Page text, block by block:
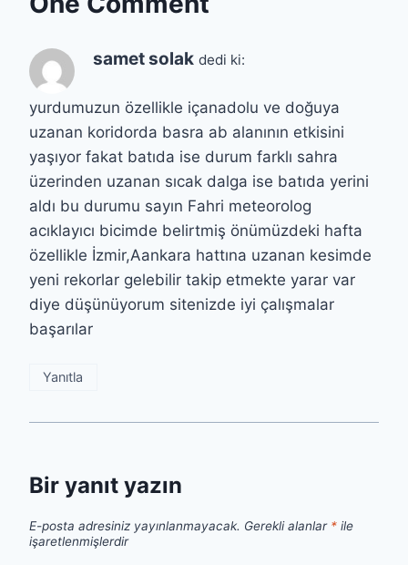
samet solak dedi ki:
yurdumuzun özellikle içanadolu ve doğuya
uzanan koridorda basra ab alanının etkisini
yaşıyor fakat batıda ise durum farklı sahra
üzerinden uzanan sıcak dalga ise batıda yerini
aldı bu durumu sayın Fahri meteorolog
acıklayıcı bicimde belirtmiş önümüzdeki hafta
özellikle İzmir,Aankara hattına uzanan kesimde
yeni rekorlar gelebilir takip etmekte yarar var
diye düşünüyorum sitenizde iyi çalışmalar
başarılar
Yanıtla
Bir yanıt yazın
E-posta adresiniz yayınlanmayacak. Gerekli alanlar * ile
işaretlenmişlerdir